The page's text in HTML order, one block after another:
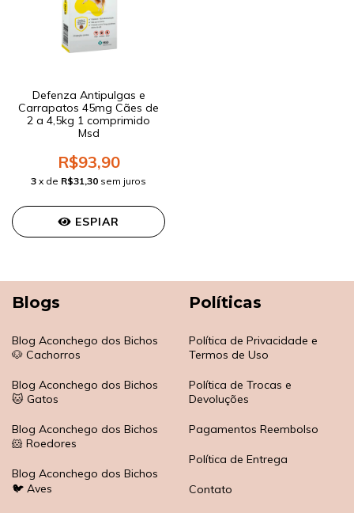
Defenza Antipulgas e
Carrapatos 45mg Cães de
2 a 4,5kg 1 comprimido
Msd
R$93,90
3 x de R$31,30 sem juros
ESPIAR
Blogs
Blog Aconchego dos Bichos
🐶 Cachorros
Blog Aconchego dos Bichos
🐱 Gatos
Blog Aconchego dos Bichos
🐹 Roedores
Blog Aconchego dos Bichos
🐦 Aves
Políticas
Política de Privacidade e
Termos de Uso
Política de Trocas e
Devoluções
Pagamentos Reembolso
Política de Entrega
Contato